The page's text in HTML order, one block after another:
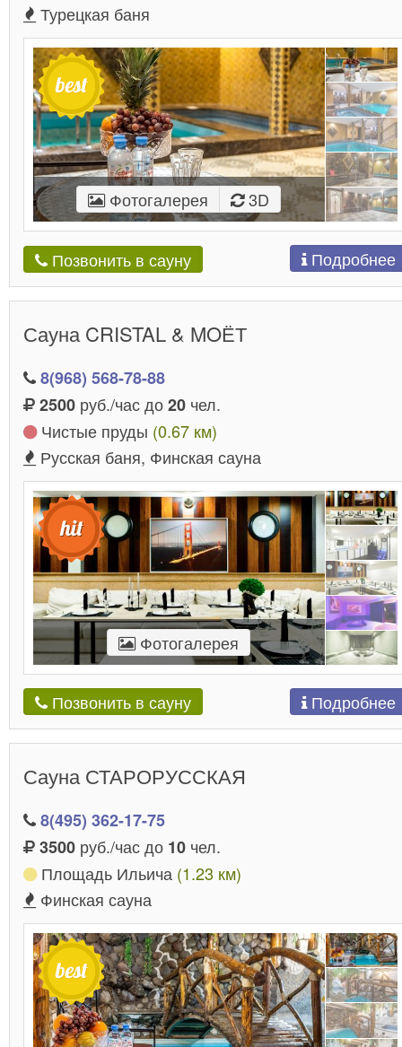
Турецкая баня
Фотогалерея 3D
Позвонить в сауну Подробнее
Сауна CRISTAL & MOЁТ
8(968) 568-78-88
2500 руб./час до20 чел.
Чистые пруды (0.67 км)
Русская баня, Финская сауна
Фотогалерея
Позвонить в сауну Подробнее
Сауна СТАРОРУССКАЯ
8(495) 362-17-75
3500 руб./час до 10 чел.
Площадь Ильича (1.23 км)
Финская сауна